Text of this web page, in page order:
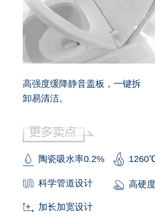
高强度缓降静音盖板，一键拆
卸易清洁。
陶瓷吸水率0.2%
科学管道设计
加长加宽设计
高硬